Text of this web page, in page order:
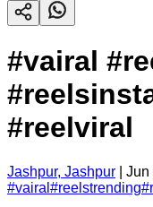
#vairal
#reelviral
Jashpur, Jashpur
Jun
#vairal #reelstrending#